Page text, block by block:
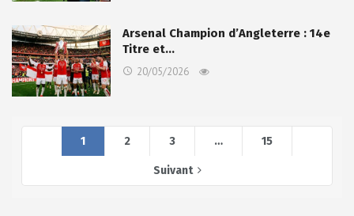
Arsenal Champion d’Angleterre : 14e
Titre et…
20/05/2026
1 2 3 … 15
Suivant